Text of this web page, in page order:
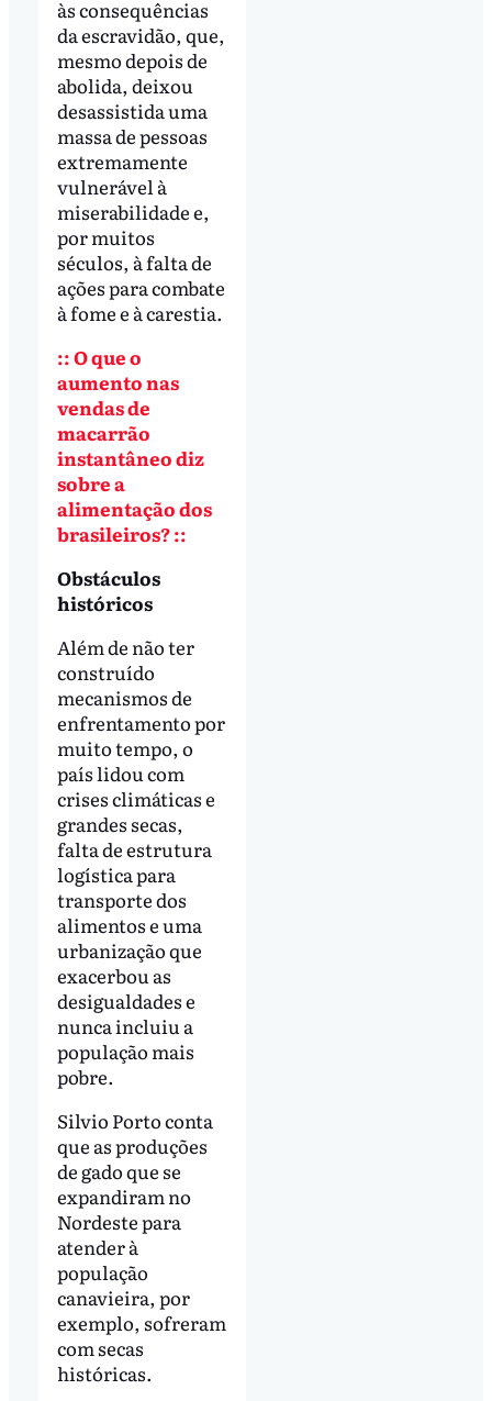
às consequências
da escravidão, que,
mesmo depois de
abolida, deixou
desassistida uma
massa de pessoas
extremamente
vulnerável à
miserabilidade e,
por muitos
séculos, à falta de
ações para combate
à fome e à carestia.
:: O que o
aumento nas
vendas de
macarrão
instantâneo diz
sobre a
alimentação dos
brasileiros? ::
Obstáculos
históricos
Além de não ter
construído
mecanismos de
enfrentamento por
muito tempo, o
país lidou com
crises climáticas e
grandes secas,
falta de estrutura
logística para
transporte dos
alimentos e uma
urbanização que
exacerbou as
desigualdades e
nunca incluiu a
população mais
pobre.
Silvio Porto conta
que as produções
de gado que se
expandiram no
Nordeste para
atender à
população
canavieira, por
exemplo, sofreram
com secas
históricas.